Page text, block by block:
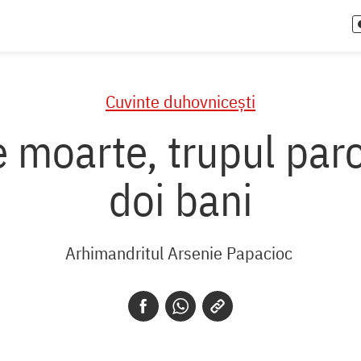
Cuvinte duhovnicești
moarte, trupul
doi bani
Arhimandritul Arsenie Papacioc